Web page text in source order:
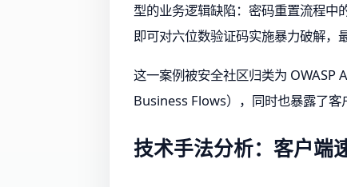
型的业务逻辑缺陷：密码重置流程中
即可对六位数验证码实施暴力破解，
这一案例被安全社区归类为
Business Flows），同时也暴露了客
技术手法分析：客户端